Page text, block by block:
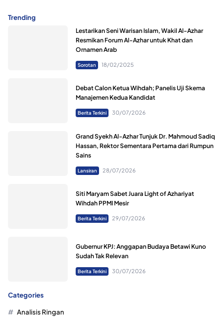
Trending
Lestarikan Seni Warisan Islam, Wakil Al-Azhar
Resmikan Forum Al-Azhar untuk Khat dan
Ornamen Arab
Sorotan 18/02/2025
Debat Calon Ketua Wihdah; Panelis Uji Skema
Manajemen Kedua Kandidat
Berita Terkini 30/07/2026
Grand Syekh Al-Azhar Tunjuk Dr. Mahmoud Sadiq
Hassan, Rektor Sementara Pertama dari Rumpun
Sains
Lansiran 28/07/2026
Siti Maryam Sabet Juara Light of Azhariyat
Wihdah PPMI Mesir
Berita Terkini 29/07/2026
Gubernur KPJ: Anggapan Budaya Betawi Kuno
Sudah Tak Relevan
Berita Terkini 30/07/2026
Categories
Analisis Ringan